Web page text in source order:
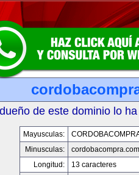
de este dominio lo
Mayusculas:
Minusculas:
cordobacompra.com
Longitud:
13 caracteres